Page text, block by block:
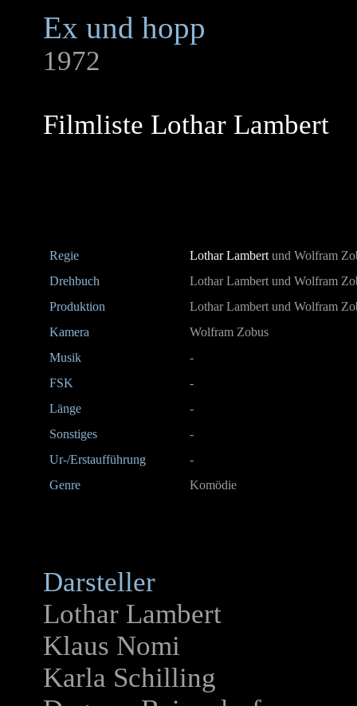
Ex und hopp
1972
Filmliste Lothar Lambert
Regie Lothar Lambert und Wolfram
Drehbuch
Lothar Lambert und Wolfram
Produktion
Lothar Lambert und Wolfram
Kamera
Wolfram Zobus
Musik
-
FSK
-
Länge
-
Sonstiges
-
Ur-/Erstaufführung
-
Genre
Komödie
Darsteller
Lothar Lambert
Klaus Nomi
Karla Schilling